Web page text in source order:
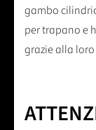
gambo
per trapano e
grazie alla